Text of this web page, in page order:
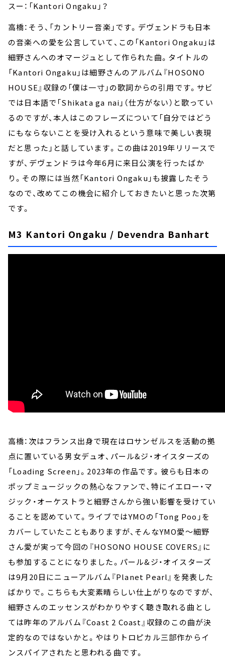
スー：「Kantori Ongaku」？
高橋：そう、「カントリー音楽」です。デヴェンドラも日本
の音楽への愛を公言していて、この「Kantori Ongaku」は
細野さんへのオマージュとして作られた曲。タイトルの
「Kantori Ongaku」は細野さんのアルバム『HOSONO
HOUSE』収録の「僕は一寸」の歌詞からの引用です。サビ
では日本語で「Shikata ga nai」（仕方がない）と歌ってい
るのですが、本人はこのフレーズについて「自分ではどう
にもならないことを受け入れるという意味で美しい表現
だと思った」と話しています。この曲は2019年リリースで
すが、デヴェンドラは今年6月に来日公演を行ったばか
り。その際には当然「Kantori Ongaku」も披露したそう
なので、改めてこの機会に紹介しておきたいと思った次第
です。
M3 Kantori Ongaku / Devendra Banhart
高橋：次はフランス出身で現在はロサンゼルスを活動の拠
点に置いている男女デュオ、パール&ジ・オイスターズの
「Loading Screen」。2023年の作品です。彼らも日本の
ポップミュージックの熱心なファンで、特にイエロー・マ
ジック・オーケストラと細野さんから強い影響を受けてい
ることを認めていて。ライブではYMOの「Tong Poo」を
カバーしていたこともありますが、そんなYMO愛～細野
さん愛が実って今回の『HOSONO HOUSE COVERS』に
も参加することになりました。パール&ジ・オイスターズ
は9月20日にニューアルバム『Planet Pearl』を発表した
ばかりで。こちらも大変素晴らしい仕上がりなのですが、
細野さんのエッセンスがわかりやすく聴き取れる曲とし
ては昨年のアルバム『Coast 2 Coast』収録のこの曲が決
定的なのではないかと。やはりトロピカル三部作からイ
ンスパイアされたと思われる曲です。